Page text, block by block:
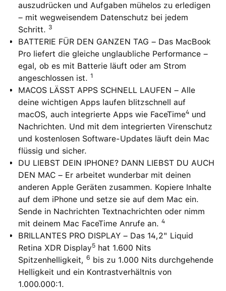
auszudrücken und Aufgaben mühelos zu erledigen
– mit wegweisendem Datenschutz bei jedem
Schritt. 3
BATTERIE FÜR DEN GANZEN TAG – Das MacBook
Pro liefert die gleiche unglaubliche Performance –
egal, ob es mit Batterie läuft oder am Strom
angeschlossen ist. 1
MACOS LÄSST APPS SCHNELL LAUFEN – Alle
deine wichtigen Apps laufen blitzschnell auf
macOS, auch integrierte Apps wie FaceTime4 und
Nachrichten. Und mit dem integrierten Virenschutz
und kostenlosen Software-Updates läuft dein Mac
flüssig und sicher.
DU LIEBST DEIN IPHONE? DANN LIEBST DU AUCH
DEN MAC – Er arbeitet wunderbar mit deinen
anderen Apple Geräten zusammen. Kopiere Inhalte
auf dem iPhone und setze sie auf dem Mac ein.
Sende in Nachrichten Textnachrichten oder nimm
mit deinem Mac FaceTime Anrufe an. 4
BRILLANTES PRO DISPLAY – Das 14,2" Liquid
Retina XDR Display5 hat 1.600 Nits
Spitzenhelligkeit, 6 bis zu 1.000 Nits durchgehende
Helligkeit und ein Kontrastverhältnis von
1.000.000:1.